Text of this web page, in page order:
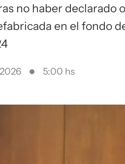
no haber declarado
en el fondo
5:00 hs